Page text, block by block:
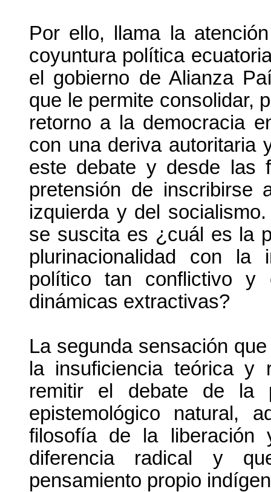
Por ello, llama la
coyuntura política
el gobierno de Alianza
que le permite consolidar,
retorno a la democracia
con una deriva autoritaria
este debate y desde las
pretensión de inscribirse
izquierda y del
se suscita es ¿cuál es la
plurinacionalidad con la
político tan conflictivo y
dinámicas extractivas?
La segunda sensación
la insuficiencia teórica y
remitir el debate de la
epistemológico natural,
filosofía de la
diferencia radical y
pensamiento propio